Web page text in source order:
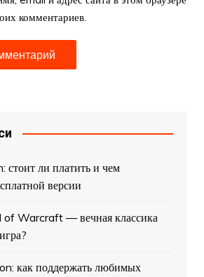
комментариев.
ли платить и чем
версии
Warcraft — вечная классика
как поддержать любимых